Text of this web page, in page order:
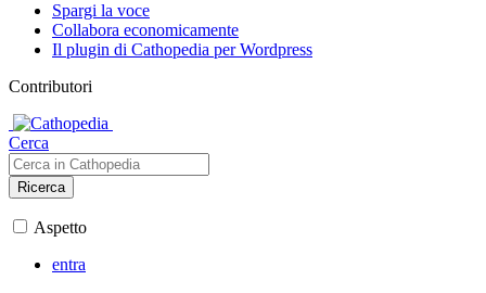
Spargi la voce
Collabora economicamente
Il plugin di Cathopedia per Wordpress
Contributori
Cerca
Ricerca
Aspetto
entra